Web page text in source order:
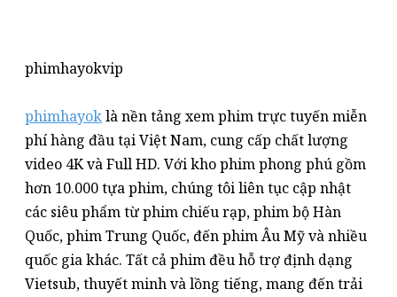
phimhayokvip
phimhayoklà nền tảng xem phim trực tuyến miễn
phí hàng đầu tại Việt Nam, cung cấp chất lượng
video 4K và Full HD. Với kho phim phong phú gồm
hơn 10.000 tựa phim, chúng tôi liên tục cập nhật
các siêu phẩm từ phim chiếu rạp, phim bộ Hàn
Quốc, phim Trung Quốc, đến phim Âu Mỹ và nhiều
quốc gia khác. Tất cả phim đều hỗ trợ định dạng
Vietsub, thuyết minh và lồng tiếng, mang đến trải